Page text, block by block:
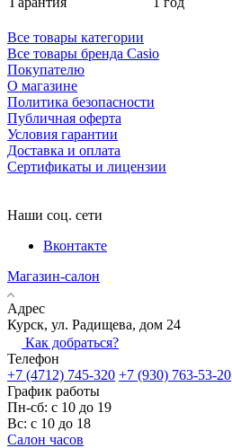
Все товары категории
Все товары бренда Casio
Покупателю
О магазине
Политика безопасности
Публичная оферта
Условия гарантии
Доставка и оплата
Сертификаты и лицензии
Наши соц. сети
Вконтакте
Магазин-салон
Адрес
Курск, ул. Радищева, дом 24
Как добраться?
Телефон
+7 (4712) 745-320 +7 (930) 763-53-20
График работы
Пн-сб: с 10 до 19
Вс: с 10 до 18
Салон часов